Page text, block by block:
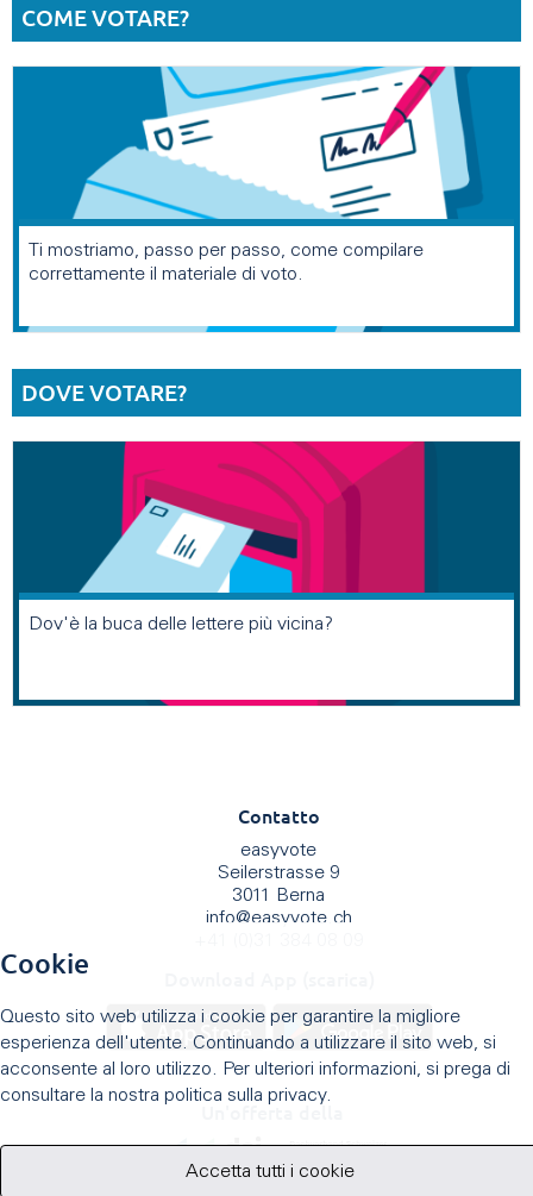
COME VOTARE?
Ti mostriamo, passo per passo, come compilare
correttamente il materiale di voto.
DOVE VOTARE?
Dov'è la buca delle lettere più vicina?
Contatto
easyvote
Seilerstrasse 9
3011 Berna
info@easyvote.ch
Un'offerta della
Cookie
Questo sito web utilizza i cookie per garantire la migliore
esperienza dell'utente. Continuando a utilizzare il sito web, si
acconsente al loro utilizzo. Per ulteriori informazioni, si prega di
consultare la nostra politica sulla privacy.
Accetta tutti i cookie